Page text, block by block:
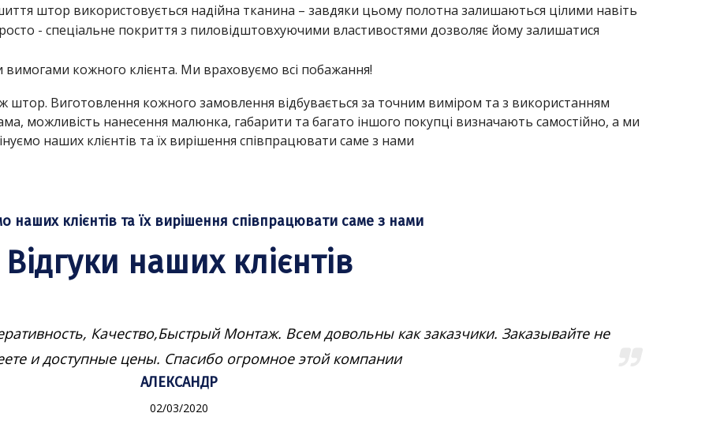
штор використовується надійна тканина – завдяки цьому полотна залишаються цілими навіть
- спеціальне покриття з пиловідштовхуючими властивостями дозволяє йому залишатися
вимогами кожного клієнта. Ми враховуємо всі побажання!
Виготовлення кожного замовлення відбувається за точним виміром та з використанням
можливість нанесення малюнка, габарити та багато іншого покупці визначають самостійно, а ми
наших клієнтів та їх вирішення співпрацювати саме з нами
наших клієнтів та їх вирішення співпрацювати саме з нами
Відгуки наших клієнтів
Качество,Быстрый Монтаж. Всем довольны как заказчики. Заказывайте не
и доступные цены. Спасибо огромное этой компании
АЛЕКСАНДР
02/03/2020